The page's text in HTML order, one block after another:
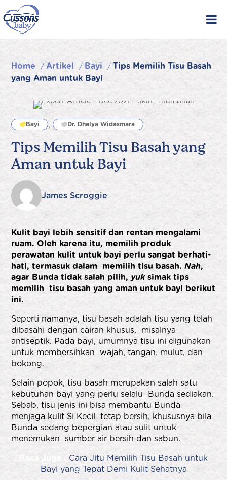
to
content
Home /Artikel / Bayi /Tips Memilih Tisu Basah
yang Aman untuk Bayi
Bayi , Dr. Dhelya Widasmara
Tips Memilih Tisu Basah yang
Aman untuk Bayi
James Scroggie
Kulit bayi lebih sensitif dan rentan mengalami
ruam. Oleh karena itu, memilih produk
perawatan kulit untuk bayi perlu sangat berhati-
hati, termasuk dalam memilih tisu basah.Nah,
agar Bunda tidak salah pilih, yuksimak tips
memilih tisu basah yang aman untuk bayi berikut
ini.
Seperti namanya, tisu basah adalah tisu yang telah
dibasahi dengan cairan khusus, misalnya
antiseptik. Pada bayi, umumnya tisu ini digunakan
untuk membersihkan wajah, tangan, mulut, dan
bokong.
Selain popok, tisu basah merupakan salah satu
kebutuhan bayi yang perlu selalu Bunda sediakan.
Sebab, tisu jenis ini bisa membantu Bunda
menjaga kulit Si Kecil tetap bersih, khususnya bila
Bunda sedang bepergian atau sulit untuk
menemukan sumber air bersih dan sabun.
Baca Juga : Cara Jitu Memilih Tisu Basah untuk
Bayi yang Tepat Demi Kulit Sehatnya